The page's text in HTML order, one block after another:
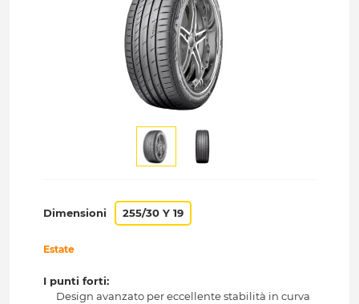
Dimensioni 255/30 Y 19
Estate
I punti forti:
Design avanzato per eccellente stabilità in curva